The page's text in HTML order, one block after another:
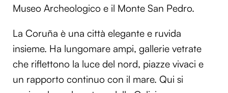
Museo Archeologico e il Monte San Pedro.
La Coruña è una città elegante e ruvida
insieme. Ha lungomare ampi, gallerie vetrate
che riflettono la luce del nord, piazze vivaci e
un rapporto continuo con il mare. Qui si